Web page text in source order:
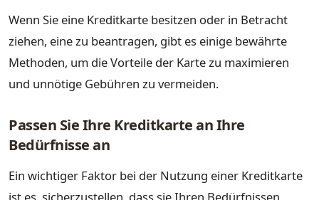
Wenn Sie eine Kreditkarte besitzen oder in Betracht
ziehen, eine zu beantragen, gibt es einige bewährte
Methoden, um die Vorteile der Karte zu maximieren
und unnötige Gebühren zu vermeiden.
Passen Sie Ihre Kreditkarte an Ihre
Bedürfnisse an
Ein wichtiger Faktor bei der Nutzung einer Kreditkarte